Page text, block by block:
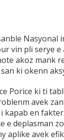
Nasyonal
vin pli serye
akoz mank
ki okenn
Porice ki ti
avek
kapab en
e deplasman
aplike avek